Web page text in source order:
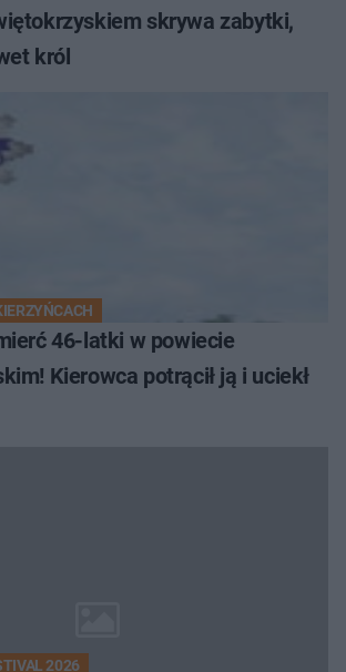
skrywa zabytki,
król
46-latki w powiecie
Kierowca potrącił ją i uciekł
2026